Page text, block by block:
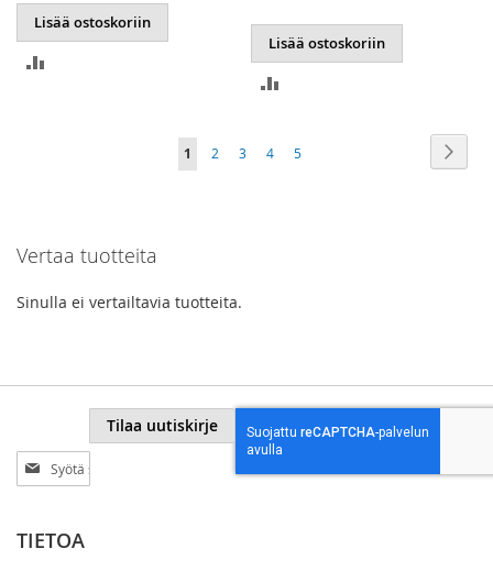
Lisää ostoskoriin
Lisää ostoskoriin
Sivu
You're
1 Sivu
2 Sivu
3 Sivu
4 Sivu
5
Vertaa tuotteita
Sinulla ei vertailtavia tuotteita.
Tilaa
uutiskirjeemme:
Tilaa uutiskirje
TIETOA